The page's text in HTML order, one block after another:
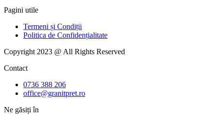
Pagini utile
Termeni și Condiții
Politica de Confidențialitate
Copyright 2023 @ All Rights Reserved
Contact
0736 388 206
office@granitpret.ro
Ne găsiți în